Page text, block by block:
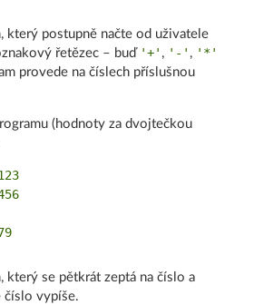
který postupně načte od uživatele
řetězec – buď '+' , '-' , '*'
provede na číslech příslušnou
(hodnoty za dvojtečkou
který se pětkrát zeptá na číslo a
číslo vypíše.